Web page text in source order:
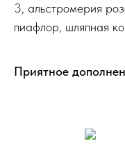
3, альстромерия
пиафлор, шляпная
Приятное